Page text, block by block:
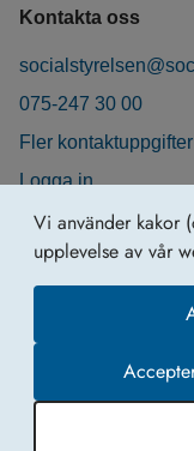
Vi använder kakor
upplevelse av vår
Kontakta oss
075-247 30 00
Fler kontaktuppgifter
Logga in
Behandling av